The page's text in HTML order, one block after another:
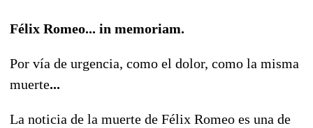
Félix Romeo... in memoriam.
Por vía de urgencia, como el dolor, como la misma
muerte...
La noticia de la muerte de Félix Romeo es una de